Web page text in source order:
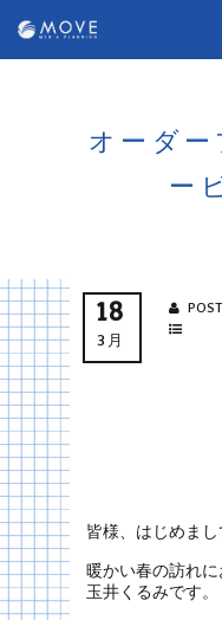
オーダ
ー
18
3月
皆様、はじめまし
暖かい春の訪れ
玉井くるみです。